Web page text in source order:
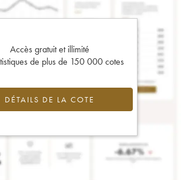
Accès gratuit et illimité
de plus de 150 000 cotes
DÉTAILS DE LA COTE